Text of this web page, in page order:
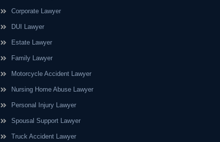
Corporate Lawyer
DUI Lawyer
Estate Lawyer
Family Lawyer
Motorcycle Accident Lawyer
Nursing Home Abuse Lawyer
Personal Injury Lawyer
Spousal Support Lawyer
Truck Accident Lawyer